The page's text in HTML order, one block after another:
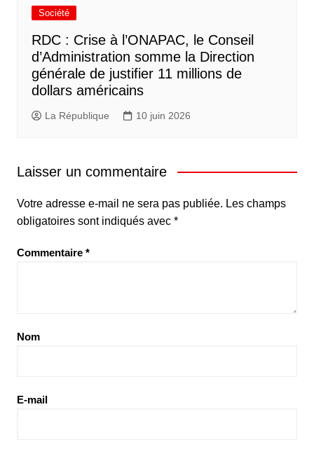
Société
RDC : Crise à l’ONAPAC, le Conseil
d’Administration somme la Direction
générale de justifier 11 millions de
dollars américains
La République 10 juin 2026
Laisser un commentaire
Votre adresse e-mail ne sera pas publiée. Les champs
obligatoires sont indiqués avec *
Commentaire *
Nom
E-mail